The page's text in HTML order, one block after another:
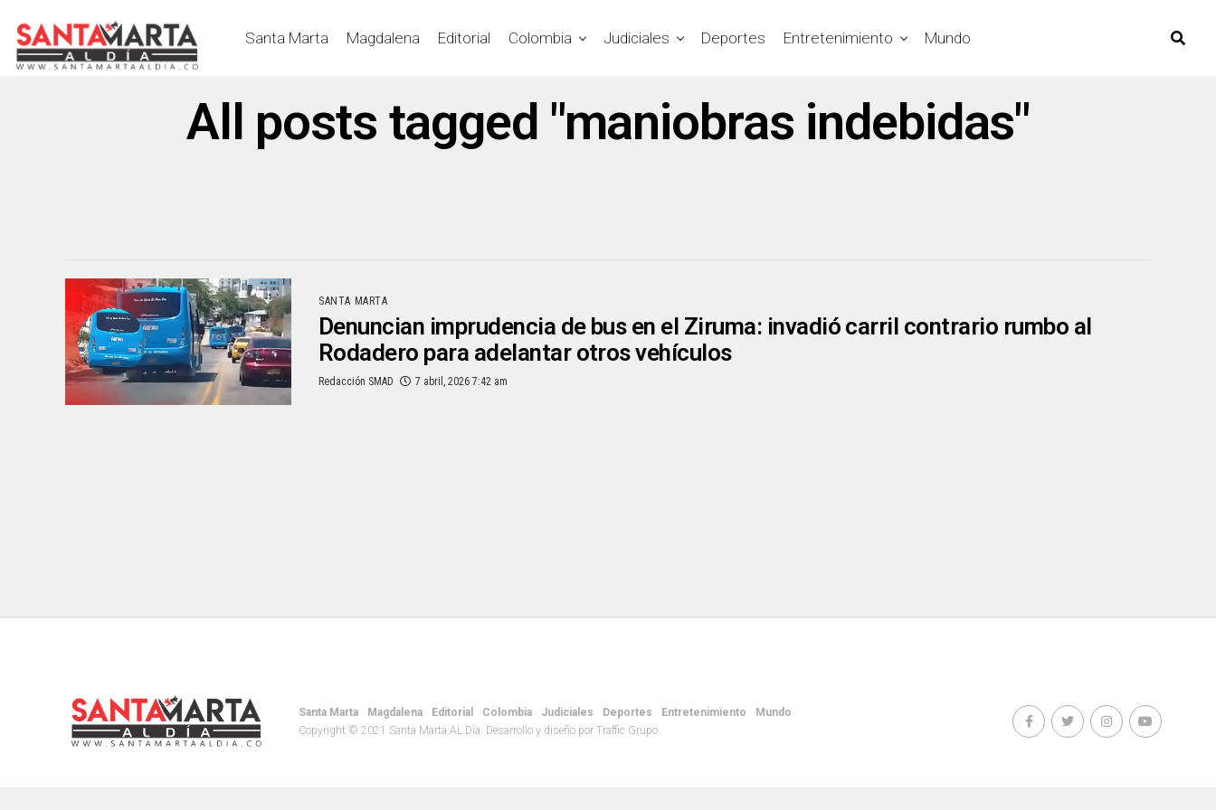
Santa Marta Magdalena Editorial Colombia Judiciales Deportes Entretenimiento Mundo
All posts tagged "maniobras indebidas"
SANTA MARTA
Denuncian imprudencia de bus en el Ziruma: invadió carril contrario rumbo al
Rodadero para adelantar otros vehículos
Redacción SMAD 7 abril, 2026 7:42 am
Santa Marta Magdalena Editorial Colombia Judiciales Deportes Entretenimiento
Mundo
Copyright © 2021 Santa Marta AL Día. Desarrollo y diseño por Traffic Grupo.